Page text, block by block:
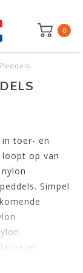
0
in toer- en
loopt op van
Simpel
Sommige